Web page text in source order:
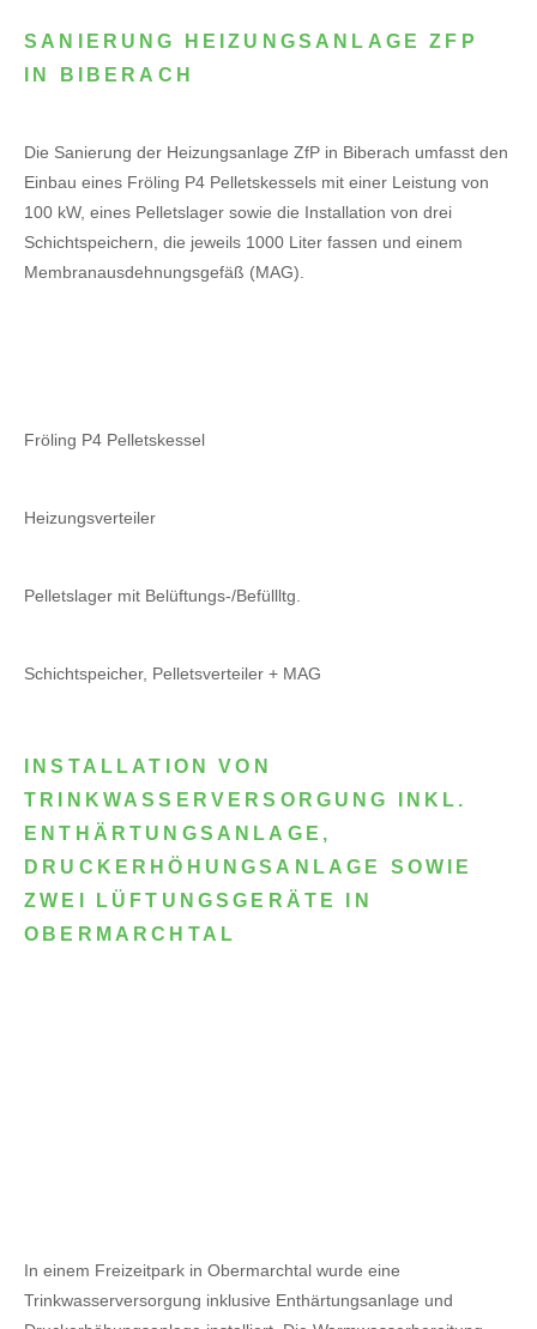
SANIERUNG HEIZUNGSANLAGE ZFP
IN BIBERACH
Die Sanierung der Heizungsanlage ZfP in Biberach umfasst den
Einbau eines Fröling P4 Pelletskessels mit einer Leistung von
100 kW, eines Pelletslager sowie die Installation von drei
Schichtspeichern, die jeweils 1000 Liter fassen und einem
Membranausdehnungsgefäß (MAG).
Fröling P4 Pelletskessel
Heizungsverteiler
Pelletslager mit Belüftungs-/Befüllltg.
Schichtspeicher, Pelletsverteiler + MAG
INSTALLATION VON
TRINKWASSERVERSORGUNG INKL.
ENTHÄRTUNGSANLAGE,
DRUCKERHÖHUNGSANLAGE SOWIE
ZWEI LÜFTUNGSGERÄTE IN
OBERMARCHTAL
In einem Freizeitpark in Obermarchtal wurde eine
Trinkwasserversorgung inklusive Enthärtungsanlage und